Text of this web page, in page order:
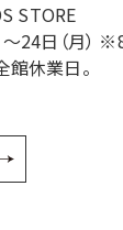
STORE
24日（月）
館休業日。